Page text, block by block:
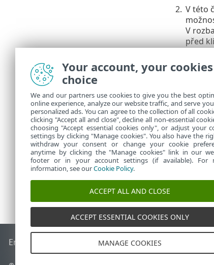
2. V této
V
před
3. V sekci
5. Pro
End of Life ESET Databáze znalostíESET Forum ESET
Your account, your cookies
choice
We and our partners use cookies to give you the best
online experience, analyze our website traffic, and serve
personalized ads. You can agree to the collection of all
clicking "Accept all and close", decline all non-essential
choosing "Accept essential cookies only", or adjust your
settings by clicking "Manage cookies". You also have the
withdraw your consent or change your cookie
anytime by clicking the "Manage cookies" link in our
footer or in your account settings (if available). For
information, see ourCookie Policy.
ACCEPT ALL AND CLOSE
ACCEPT ESSENTIAL COOKIES ONLY
MANAGE COOKIES